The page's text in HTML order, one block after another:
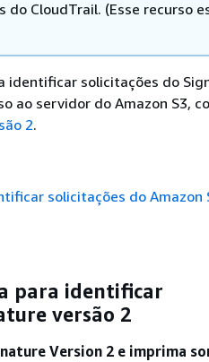
CloudTrail. (Esse recurso
identificar solicitações do
ao servidor do Amazon S3,
2.
solicitações do Amazon
para identificar
versão 2
Version 2 e imprima